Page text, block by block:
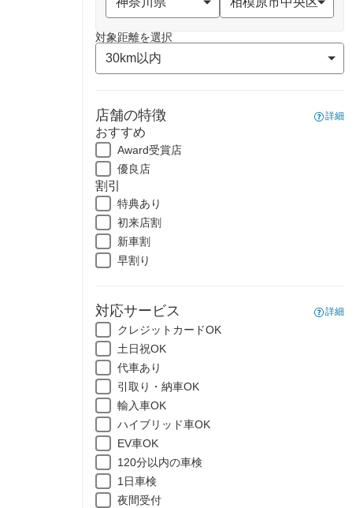
対象距離を選択
店舗の特徴 詳細
おすすめ
Award受賞店
優良店
割引
特典あり
初来店割
新車割
早割り
対応サービス 詳細
クレジットカードOK
土日祝OK
代車あり
引取り・納車OK
輸入車OK
ハイブリッド車OK
EV車OK
120分以内の車検
1日車検
夜間受付